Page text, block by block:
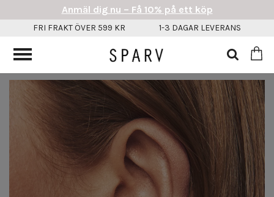
Anmäl dig nu – Få 10% på ett köp
FRI FRAKT ÖVER 599 KR 1-3 DAGAR LEVERANS